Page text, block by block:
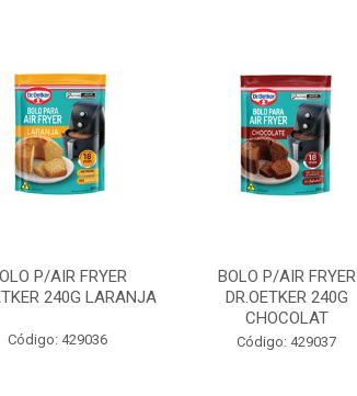
P/AIR FRYER
240G LARANJA
Código: 429036
BOLO P/AIR FRYER
DR.OETKER 240G
CHOCOLAT
Código: 429037